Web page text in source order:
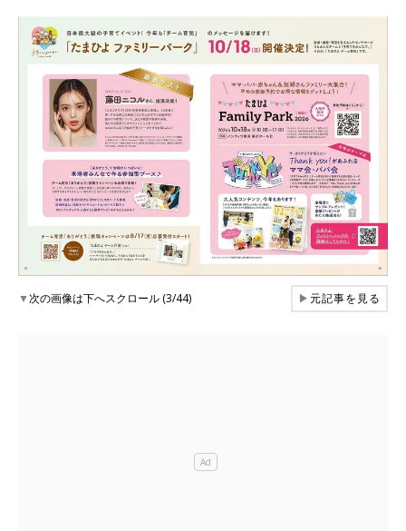
▼次の画像は下へスクロール (3/44) ▶元記事を見る